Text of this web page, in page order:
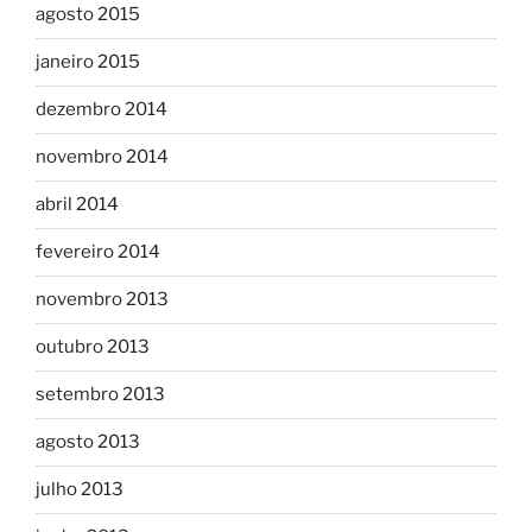
agosto 2015
janeiro 2015
dezembro 2014
novembro 2014
abril 2014
fevereiro 2014
novembro 2013
outubro 2013
setembro 2013
agosto 2013
julho 2013